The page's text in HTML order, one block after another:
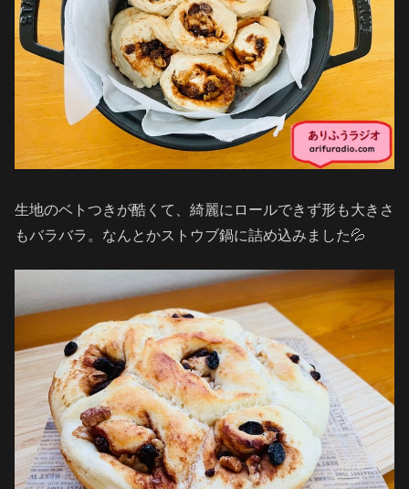
生地のベトつきが酷くて、綺麗にロールできず形も大きさ
もバラバラ。なんとかストウブ鍋に詰め込みました💦